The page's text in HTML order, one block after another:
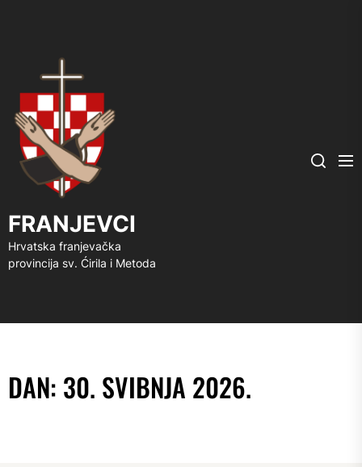
FRANJEVCI
Hrvatska franjevačka
provincija sv. Ćirila i Metoda
Search
DAN: 30. SVIBNJA 2026.